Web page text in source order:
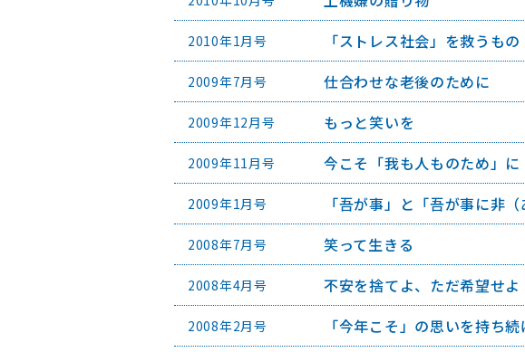
2010年1月号 「ストレス社会」を救うもの
2009年7月号 仕合わせな老後のために
2009年12月号 もっと笑いを
2009年11月号 今こそ「我も人ものため」に
2009年1月号 「吾が事」と「吾が事に非
2008年7月号 笑って生きる
2008年4月号 不安を捨てよ、ただ希望せよ
2008年2月号 「今年こそ」の思いを持ち続